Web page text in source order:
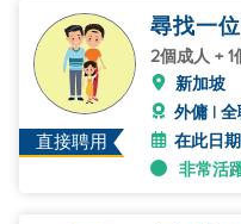
直接聘用
尋找一
2個成人 + 1
新加坡
外傭 | 全
在此日
非常活